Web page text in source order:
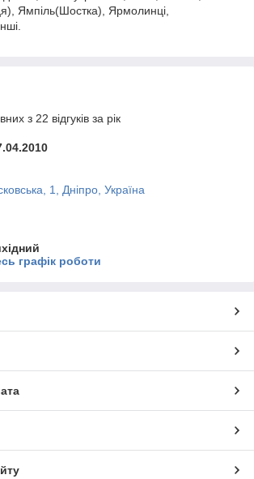
Ямпіль(Шостка), Ярмолинці,
з 22 відгуків за рік
1, Дніпро, Україна
графік роботи